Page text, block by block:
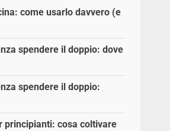
come usarlo davvero (e
spendere il doppio: dove
spendere il doppio:
principianti: cosa coltivare